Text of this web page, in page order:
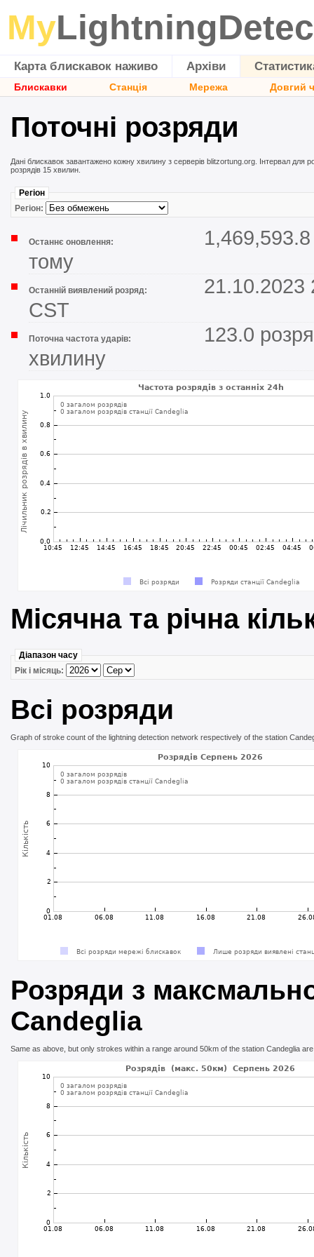
My
Карта блискавок наживо Архіви
Блискавки Станція Мережа Довгий
Поточні розряди
Дані блискавок завантажено кожну хвилину з серверів blitzortung.org. Інтервал для
розрядів 15 хвилин.
Регіон
Регіон:
Останнє оновлення:
тому
Останній виявлений розряд:
21.10.2023
CST
Поточна частота ударів:
123.0
хвилину
Місячна та річна
Діапазон часу
Рік і місяць:
Всі розряди
Graph of stroke count of the lightning detection network respectively of the station
Розряди з
Candeglia
Same as above, but only strokes within a range around 50km of the station Candeglia